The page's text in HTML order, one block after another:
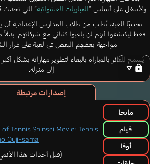
ولأسفل على أساس “المباريات العشوائية” التي تحدث
تحسبًا للعبة، يُطلب من طلاب المدارس الإعدادية أن
فقط ليكتشفوا أنهم لن يلعبوا كثنائي مع شركائهم،
مواجهة بعضهم البعض في لعبة على غرار
يُسمح للفائز بالمباراة بالبقاء لتطوير مهاراته بشكل
إلى منزله.
إصدارات مرتبطة
مانجا
فيلم
أوفا
Tennis Shinsei Movie: Tennis
Ouji-sama
(قبل أحداث هذا